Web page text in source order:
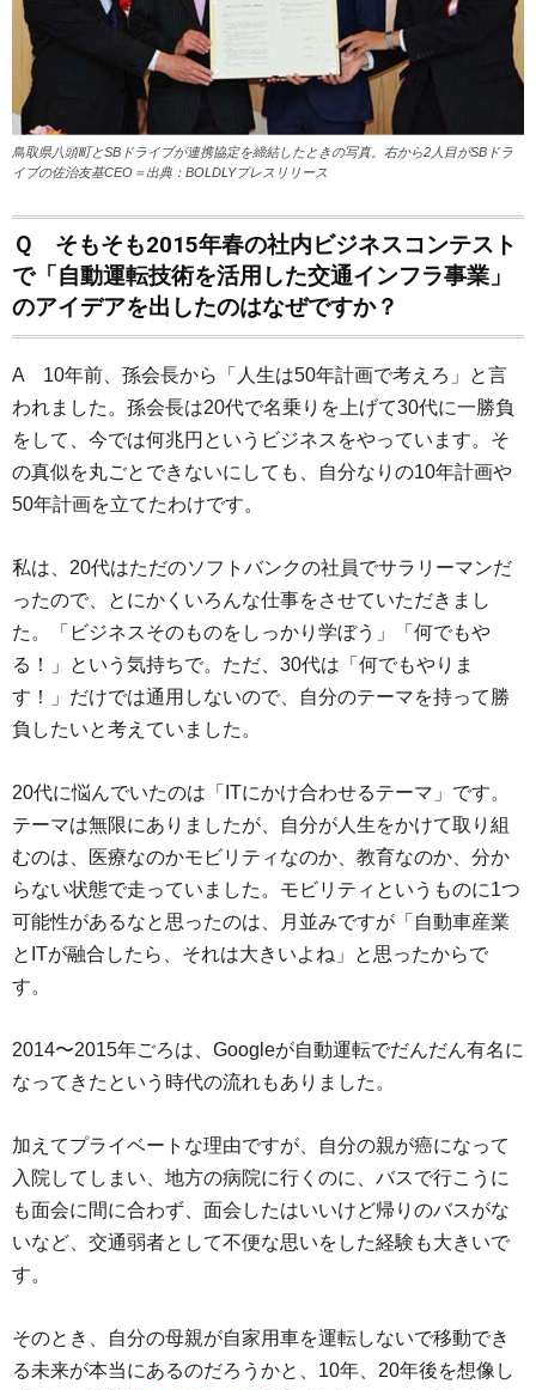
鳥取県八頭町とSBドライブが連携協定を締結したときの写真。右から2人目がSBドラ
イブの佐治友基CEO＝出典：BOLDLYプレスリリース
Ｑ そもそも2015年春の社内ビジネスコンテスト
で「自動運転技術を活用した交通インフラ事業」
のアイデアを出したのはなぜですか？
A 10年前、孫会長から「人生は50年計画で考えろ」と言
われました。孫会長は20代で名乗りを上げて30代に一勝負
をして、今では何兆円というビジネスをやっています。そ
の真似を丸ごとできないにしても、自分なりの10年計画や
50年計画を立てたわけです。
私は、20代はただのソフトバンクの社員でサラリーマンだ
ったので、とにかくいろんな仕事をさせていただきまし
た。「ビジネスそのものをしっかり学ぼう」「何でもや
る！」という気持ちで。ただ、30代は「何でもやりま
す！」だけでは通用しないので、自分のテーマを持って勝
負したいと考えていました。
20代に悩んでいたのは「ITにかけ合わせるテーマ」です。
テーマは無限にありましたが、自分が人生をかけて取り組
むのは、医療なのかモビリティなのか、教育なのか、分か
らない状態で走っていました。モビリティというものに1つ
可能性があるなと思ったのは、月並みですが「自動車産業
とITが融合したら、それは大きいよね」と思ったからで
す。
2014〜2015年ごろは、Googleが自動運転でだんだん有名に
なってきたという時代の流れもありました。
加えてプライベートな理由ですが、自分の親が癌になって
入院してしまい、地方の病院に行くのに、バスで行こうに
も面会に間に合わず、面会したはいいけど帰りのバスがな
いなど、交通弱者として不便な思いをした経験も大きいで
す。
そのとき、自分の母親が自家用車を運転しないで移動でき
る未来が本当にあるのだろうかと、10年、20年後を想像し